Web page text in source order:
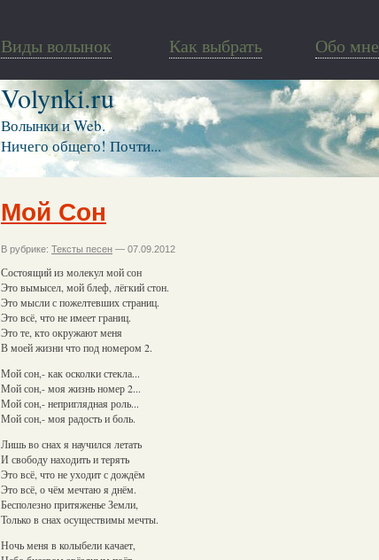
Виды волынок Как выбрать Обо мне
Volynki.ru
Волынки и Web.
Ничего общего! Почти...
Мой Сон
В рубрике: Тексты песен — 07.09.2012
Состоящий из молекул мой сон
Это вымысел, мой блеф, лёгкий стон.
Это мысли с пожелтевших страниц.
Это всё, что не имеет границ.
Это те, кто окружают меня
В моей жизни что под номером 2.
Мой сон,- как осколки стекла...
Мой сон,- моя жизнь номер 2...
Мой сон,- неприглядная роль...
Мой сон,- моя радость и боль.
Лишь во снах я научился летать
И свободу находить и терять
Это всё, что не уходит с дождём
Это всё, о чём мечтаю я днём.
Бесполезно притяженье Земли,
Только в снах осуществимы мечты.
Ночь меня в колыбели качает,